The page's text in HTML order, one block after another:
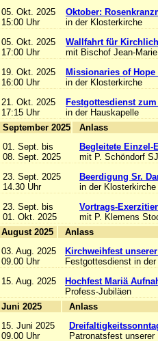
05. Okt. 2025
15:00 Uhr
Oktober:
in der Klosterkirche
05. Okt. 2025
17:00 Uhr
Wallfahrt für
mit Bischof Jean-
19. Okt. 2025
16:00 Uhr
Missionaries of
in der Klosterkirche
21. Okt. 2025
17:15 Uhr
Festgottesdienst
in der Hauskapelle
September 2025
01. Sept. bis
08. Sept. 2025
Begleitete Einzel-
mit P. Schöndorf SJ
23. Sept. 2025
14.30 Uhr
Beerdigung Sr.
in der Klosterkirche
23. Sept. bis
01. Okt. 2025
Vortrags-
mit P. Klemens
August 2025
03. Aug. 2025
09.00 Uhr
Kirchweihfest
Festgottesdienst in
15. Aug. 2025
Hochfest Mariä
Profess-Jubiläen
Juni 2025
15. Juni 2025
09.00 Uhr
Patronatsfest